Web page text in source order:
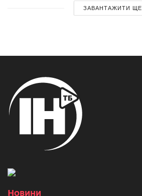
ЗАВАНТАЖИТИ ЩЕ
Новини